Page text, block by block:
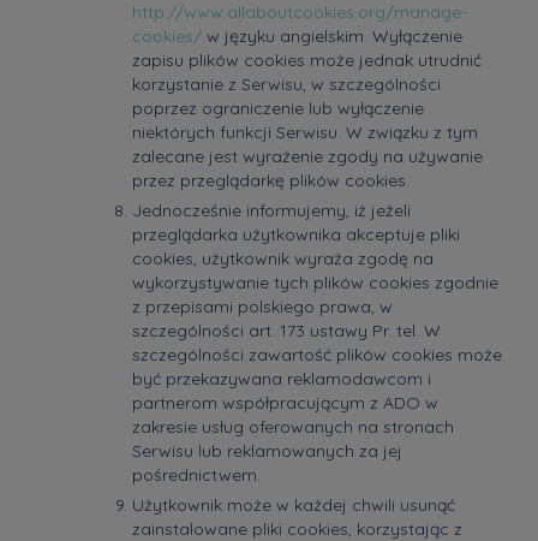
http://www.allaboutcookies.org/manage-
cookies/ w języku angielskim. Wyłączenie
zapisu plików cookies może jednak utrudnić
korzystanie z Serwisu, w szczególności
poprzez ograniczenie lub wyłączenie
niektórych funkcji Serwisu. W związku z tym
zalecane jest wyrażenie zgody na używanie
przez przeglądarkę plików cookies.
Jednocześnie informujemy, iż jeżeli
przeglądarka użytkownika akceptuje pliki
cookies, użytkownik wyraża zgodę na
wykorzystywanie tych plików cookies zgodnie
z przepisami polskiego prawa, w
szczególności art. 173 ustawy Pr. tel. W
szczególności zawartość plików cookies może
być przekazywana reklamodawcom i
partnerom współpracującym z ADO w
zakresie usług oferowanych na stronach
Serwisu lub reklamowanych za jej
pośrednictwem.
Użytkownik może w każdej chwili usunąć
zainstalowane pliki cookies, korzystając z